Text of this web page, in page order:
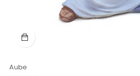
Aube